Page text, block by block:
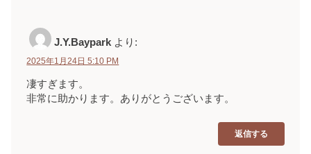
J.Y.Baypark より:
2025年1月24日 5:10 PM
凄すぎます。
非常に助かります。ありがとうございます。
返信する